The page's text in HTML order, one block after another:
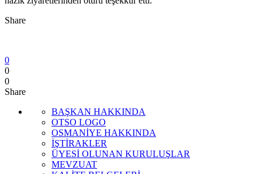
Share
0
0
0
Share
BAŞKAN HAKKINDA
OTSO LOGO
OSMANİYE HAKKINDA
İŞTİRAKLER
ÜYESİ OLUNAN KURULUŞLAR
MEVZUAT